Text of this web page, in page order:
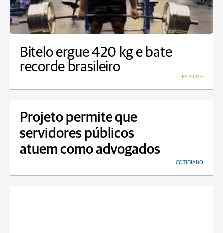
Bitelo ergue 420 kg e bate
recorde brasileiro
ESPORTE
Projeto permite que
servidores públicos
atuem como advogados
COTIDIANO